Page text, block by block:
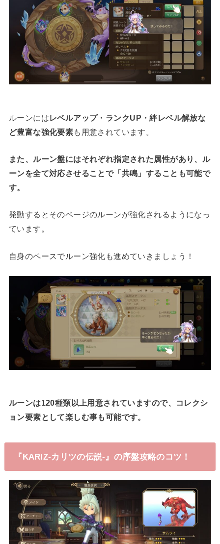
ルーンにはレベルアップ・ランクUP・絆レベル解放な
ど豊富な強化要素も用意されています。
また、ルーン盤にはそれぞれ指定された属性があり、ル
ーンを全て対応させることで「共鳴」することも可能で
す。
発動するとそのページのルーンが強化されるようになっ
ています。
自身のペースでルーン強化も進めていきましょう！
ルーンは120種類以上用意されていますので、コレクシ
ョン要素として楽しむ事も可能です。
『KARIZ-カリツの伝説‐』の序盤攻略のコツ！